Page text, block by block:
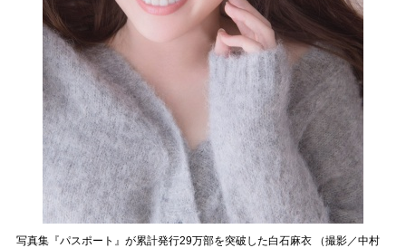
写真集『パスポート』が累計発行29万部を突破した白石麻衣 （撮影／中村